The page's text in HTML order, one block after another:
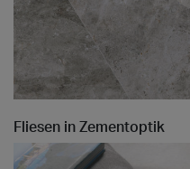
Fliesen in Zementoptik